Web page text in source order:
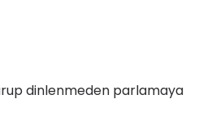
dinlenmeden parlamaya